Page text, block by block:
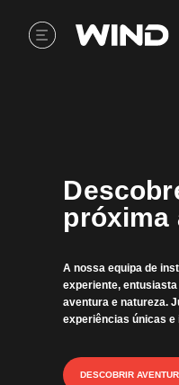
próxima
A nossa equipa de
experiente,
aventura e natureza.
experiências únicas e
DESCOBRIR